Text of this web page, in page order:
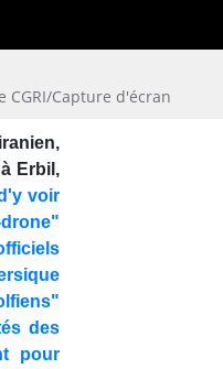
Capture d'écran
Erbil,
voir
des
pour